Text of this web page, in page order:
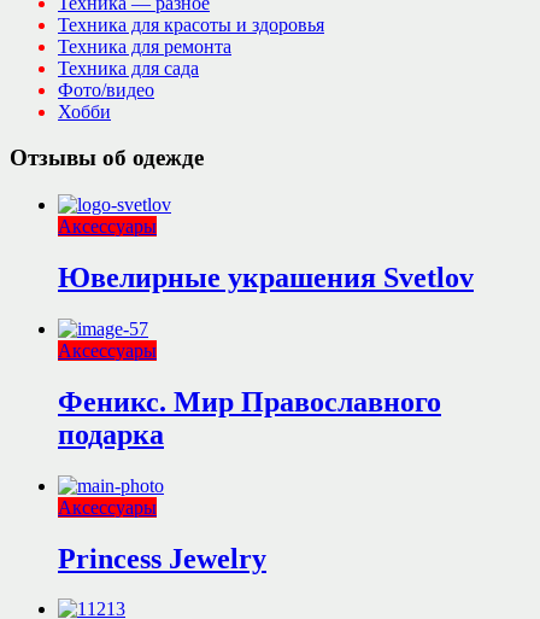
Техника для красоты и здоровья
Техника для ремонта
Техника для сада
Фото/видео
Хобби
Отзывы об одежде
Аксессуары
Ювелирные украшения Svetlov
Аксессуары
Феникс. Мир Православного
подарка
Аксессуары
Princess Jewelry